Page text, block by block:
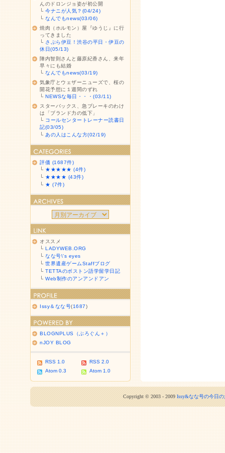
んのドロンジョ姿が初公開
└今ナニが人気？(04/24)
└なんでもnews(03/06)
焼肉（ホルモン）屋『ゆうじ』に行
ってきました
└ さぷら伊豆！渋谷の平日・伊豆の
休日(05/13)
陣内智則さんと藤原紀香さん、来年
早々にも結婚
└なんでもnews(03/19)
気象庁とウェザーニューズで、桜の
開花予想に１週間のずれ
└NEWSな毎日・・・(03/11)
スターバックス、急ブレーキのわけ
は「ブランド力の低下」
└ コールセンタートレーナー読書日
記(03/05)
└ あの人はこんな方(02/19)
評価 (1687件)
└ ★★★★★ (4件)
└ ★★★★ (43件)
└ ★ (7件)
オススメ
└LADYWEB.ORG
└なな号\'s eyes
└世界遺産ゲームStaffブログ
└TETTAのボストン語学留学日記
└Web制作のアンアンドアン
Issy＆なな号(1687)
BLOGNPLUS（ぶろぐん＋）
nJOY BLOG
RSS 1.0
RSS 2.0
Atom 0.3
Atom 1.0
Copyright © 2003 - 2009 Issy&なな号の今日